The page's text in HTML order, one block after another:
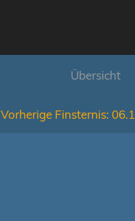
Übersicht
Vorherige Finsternis: